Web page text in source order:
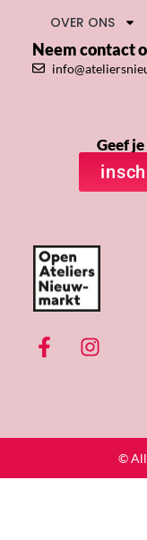
OVER ONS
Neem contact
Geef
©